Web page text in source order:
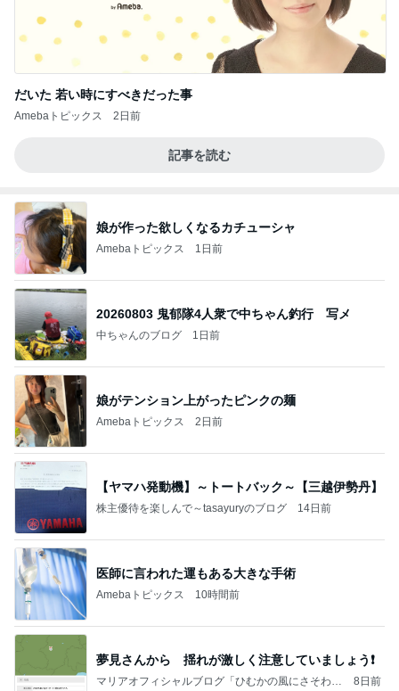
だいた 若い時にすべきだった事
Amebaトピックス 2日前
記事を読む
娘が作った欲しくなるカチューシャ
Amebaトピックス 1日前
20260803 鬼郁隊4人衆で中ちゃん釣行 写メ
中ちゃんのブログ 1日前
娘がテンション上がったピンクの麺
Amebaトピックス 2日前
【ヤマハ発動機】～トートバック～【三越伊勢丹】
株主優待を楽しんで～tasayuryのブログ 14日前
医師に言われた運もある大きな手術
Amebaトピックス 10時間前
夢見さんから 揺れが激しく注意していましょう❗️
マリアオフィシャルブログ「ひむかの風にさそわれ
8日前